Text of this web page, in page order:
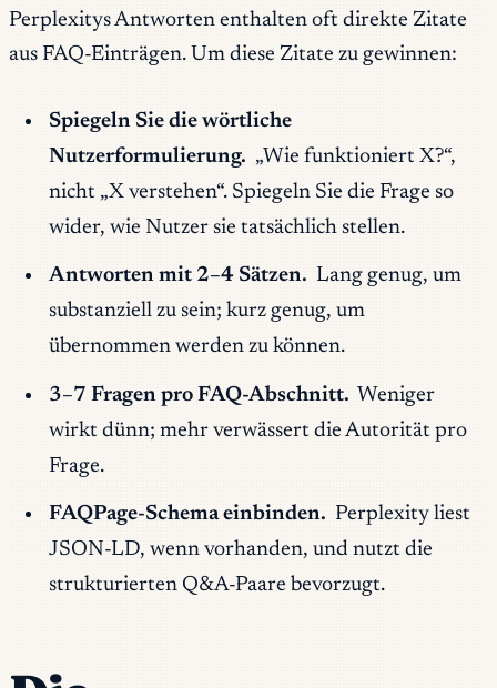
Perplexitys Antworten enthalten oft direkte Zitate
aus FAQ-Einträgen. Um diese Zitate zu gewinnen:
Spiegeln Sie die wörtliche
Nutzerformulierung. „Wie funktioniert X?“,
nicht „X verstehen“. Spiegeln Sie die Frage so
wider, wie Nutzer sie tatsächlich stellen.
Antworten mit 2–4 Sätzen. Lang genug, um
substanziell zu sein; kurz genug, um
übernommen werden zu können.
3–7 Fragen pro FAQ-Abschnitt. Weniger
wirkt dünn; mehr verwässert die Autorität pro
Frage.
FAQPage-Schema einbinden. Perplexity liest
JSON-LD, wenn vorhanden, und nutzt die
strukturierten Q&A-Paare bevorzugt.